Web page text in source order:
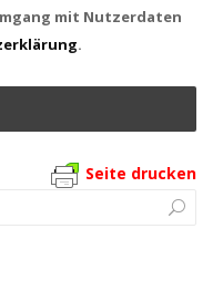
mit Nutzerdaten
.
Seite drucken